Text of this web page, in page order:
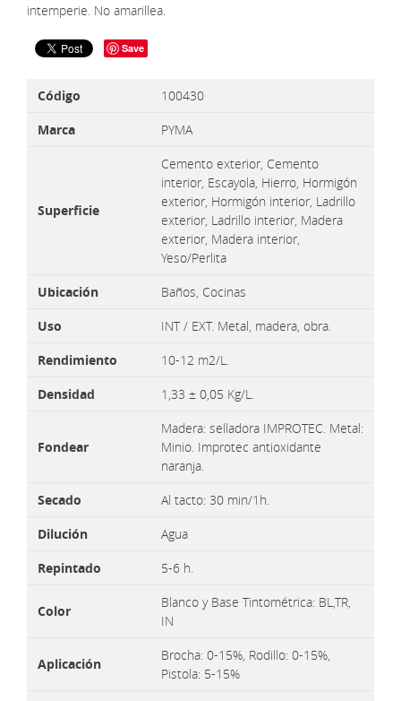
intemperie. No amarillea.
Save
Código
100430
Marca
PYMA
Superficie
Cemento exterior, Cemento
interior, Escayola, Hierro, Hormigón
exterior, Hormigón interior, Ladrillo
exterior, Ladrillo interior, Madera
exterior, Madera interior,
Yeso/Perlita
Ubicación
Baños, Cocinas
Uso
INT / EXT. Metal, madera, obra.
Rendimiento
10-12 m2/L.
Densidad
1,33 ± 0,05 Kg/L.
Fondear
Madera: selladora IMPROTEC. Metal:
Minio. Improtec antioxidante
naranja.
Secado
Al tacto: 30 min/1h.
Dilución
Agua
Repintado
5-6 h.
Color
Blanco y Base Tintométrica: BL,TR,
IN
Aplicación
Brocha: 0-15%, Rodillo: 0-15%,
Pistola: 5-15%